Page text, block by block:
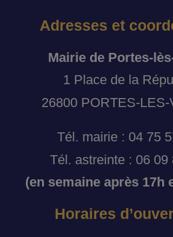
Adresses et
Mairie de Portes-
1 Place de la
26800 PORTES-
Tél. mairie : 04 75
Tél. astreinte : 06 09
(en semaine après 17h
Horaires